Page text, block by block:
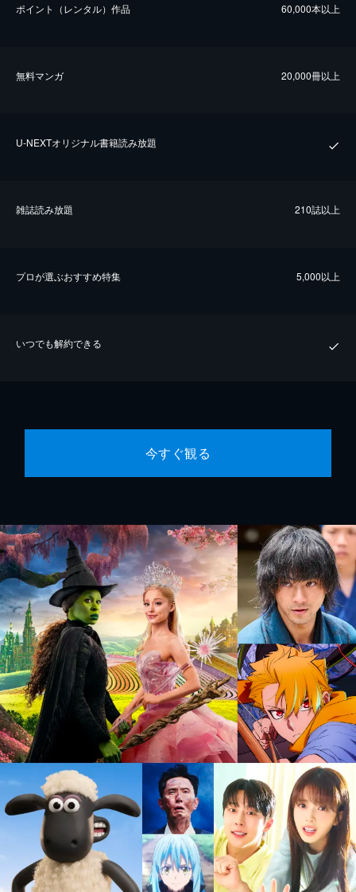
ポイント（レンタル）作品 60,000本以上
無料マンガ 20,000冊以上
U-NEXTオリジナル書籍読み放題
雑誌読み放題 210誌以上
プロが選ぶおすすめ特集 5,000以上
いつでも解約できる
今すぐ観る